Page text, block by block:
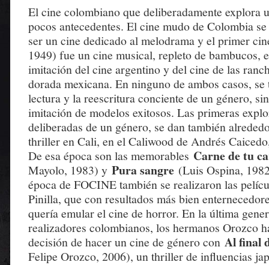
El cine colombiano que deliberadamente explora
pocos antecedentes. El cine mudo de Colombia
ser un cine dedicado al melodrama y el primer
1949) fue un cine musical, repleto de bambucos,
imitación del cine argentino y del cine de las
dorada mexicana. En ninguno de ambos casos, se
lectura y la reescritura conciente de un género,
imitación de modelos exitosos. Las primeras
deliberadas de un género, se dan también
thriller en Cali, en el Caliwood de Andrés
De esa época son las memorables Carne de tu
Mayolo, 1983) y Pura sangre (Luis Ospina,
época de FOCINE también se realizaron las
Pinilla, que con resultados más bien
quería emular el cine de horror. En la última
realizadores colombianos, los hermanos Orozco
decisión de hacer un cine de género con Al final
Felipe Orozco, 2006), un thriller de influencias